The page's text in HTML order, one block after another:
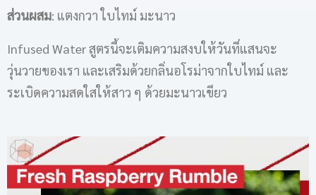
ส่วนผสม: แตงกวา ใบไทม์ มะนาว
Infused Water สูตรนี้จะเติมความสงบให้วันที่แสนจะ
วุ่นวายของเรา และเสริมด้วยกลิ่นอโรม่าจากใบไทม์ และ
ระเบิดความสดใสให้สาว ๆ ด้วยมะนาวเขียว